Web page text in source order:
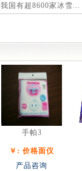
我国有超8600家冰雪...
手帕3
￥: 价格面仪
产品咨询